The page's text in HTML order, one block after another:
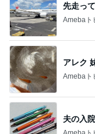
先走っ
Amebaト
アレク
Amebaト
夫の入